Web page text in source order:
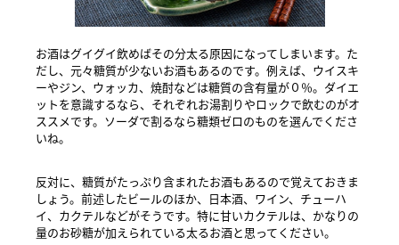
お酒はグイグイ飲めばその分太る原因になってしまいます。た
だし、元々糖質が少ないお酒もあるのです。例えば、ウイスキ
ーやジン、ウォッカ、焼酎などは糖質の含有量が０％。ダイエ
ットを意識するなら、それぞれお湯割りやロックで飲むのがオ
ススメです。ソーダで割るなら糖類ゼロのものを選んでくださ
いね。
反対に、糖質がたっぷり含まれたお酒もあるので覚えておきま
しょう。前述したビールのほか、日本酒、ワイン、チューハ
イ、カクテルなどがそうです。特に甘いカクテルは、かなりの
量のお砂糖が加えられている太るお酒と思ってください。